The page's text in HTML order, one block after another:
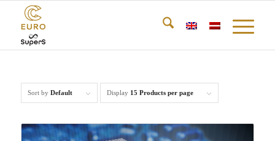
Sort by Default Display 15 Products per page